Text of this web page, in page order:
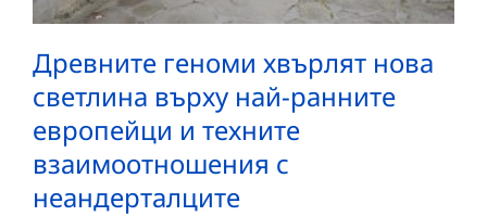
Древните геноми хвърлят нова
светлина върху най-ранните
европейци и техните
взаимоотношения с
неандерталците